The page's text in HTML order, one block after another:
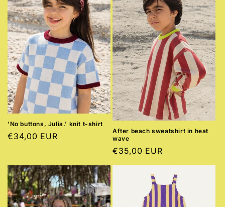
'No buttons, Julia.' knit t-shirt
Preço
€34,00 EUR
After beach sweatshirt in heat
wave
Preço
€35,00 EUR